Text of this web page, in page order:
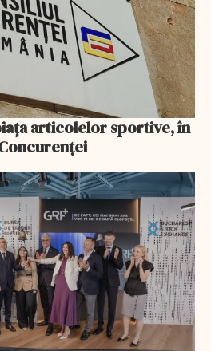
articolelor sportive, în